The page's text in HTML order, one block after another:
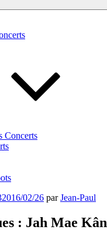
Concerts
2016/02/26 parJean-Paul
: Jah Mae Kân